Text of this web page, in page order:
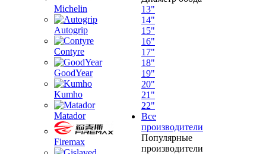
Michelin
Autogrip
Contyre
GoodYear
Kumho
Matador
Firemax
13"
14"
15"
16"
17"
18"
19"
20"
21"
22"
Все
производители
Популярные
производители